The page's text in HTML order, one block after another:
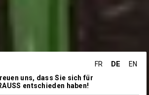
FR DE
EN
uns, dass Sie sich für
entschieden haben!